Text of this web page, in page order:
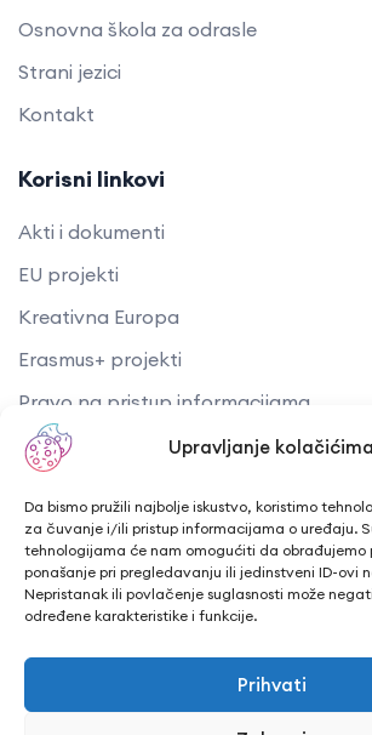
Upravljanje kolačićima
Da bismo pružili najbolje iskustvo, koristimo
za čuvanje i/ili pristup informacijama o uređaju.
tehnologijama će nam omogućiti da obrađujemo
ponašanje pri pregledavanju ili jedinstveni ID-ovi
Nepristanak ili povlačenje suglasnosti može
određene karakteristike i funkcije.
Prihvati
Osnovna škola za odrasle
Strani jezici
Kontakt
Korisni linkovi
Akti i dokumenti
EU projekti
Kreativna Europa
Erasmus+ projekti
​​​​​​​Pravo na pristup informacijama
Arhiva objava
Kontaktirajte nas
Telefon: + 385 43 241 298
Email: info@cuk.hr
Lokacija: Trg hrvatskih branitelja 15,